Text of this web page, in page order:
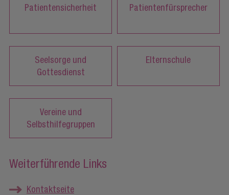
Patientensicherheit Patientenfürsprecher
Seelsorge und
Gottesdienst
Elternschule
Vereine und
Selbsthilfegruppen
Weiterführende Links
Kontaktseite